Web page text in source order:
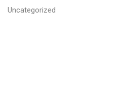
Uncategorized